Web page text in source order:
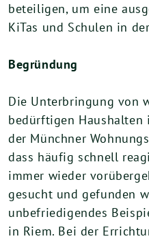
beteiligen, um eine
KiTas und Schulen in
Begründung
Die Unterbringung von
bedürftigen Haushalten
der Münchner
dass häufig schnell
immer wieder
gesucht und gefunden
unbefriedigendes
in Riem. Bei der